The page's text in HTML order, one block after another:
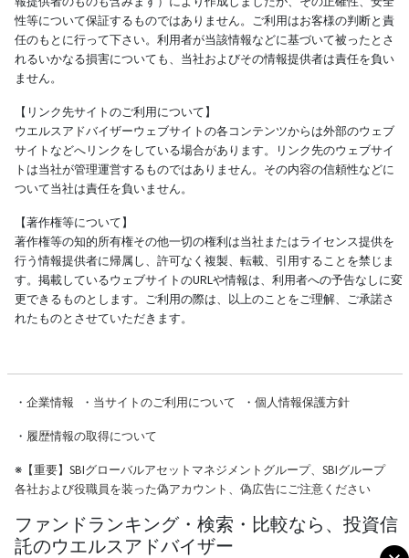
性等について保証するものではありません。ご利用はお客様の判断と責
任のもとに行って下さい。利用者が当該情報などに基づいて被ったとさ
れるいかなる損害についても、当社およびその情報提供者は責任を負い
ません。
【リンク先サイトのご利用について】
ウエルスアドバイザーウェブサイトの各コンテンツからは外部のウェブ
サイトなどへリンクをしている場合があります。リンク先のウェブサイ
トは当社が管理運営するものではありません。その内容の信頼性などに
ついて当社は責任を負いません。
【著作権等について】
著作権等の知的所有権その他一切の権利は当社またはライセンス提供を
行う情報提供者に帰属し、許可なく複製、転載、引用することを禁じま
す。掲載しているウェブサイトのURLや情報は、利用者への予告なしに変
更できるものとします。ご利用の際は、以上のことをご理解、ご承諾さ
れたものとさせていただきます。
・ 企業情報 ・ 当サイトのご利用について ・ 個人情報保護方針
・ 履歴情報の取得について
※【重要】SBIグローバルアセットマネジメントグループ、SBIグループ
各社および役職員を装った偽アカウント、偽広告にご注意ください
ファンドランキング・検索・比較なら、投資信
託のウエルスアドバイザー